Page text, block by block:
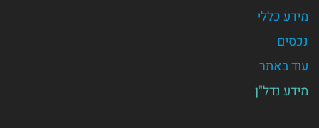
מידע כללי
נכסים
עוד באתר
מידע נדל"ן